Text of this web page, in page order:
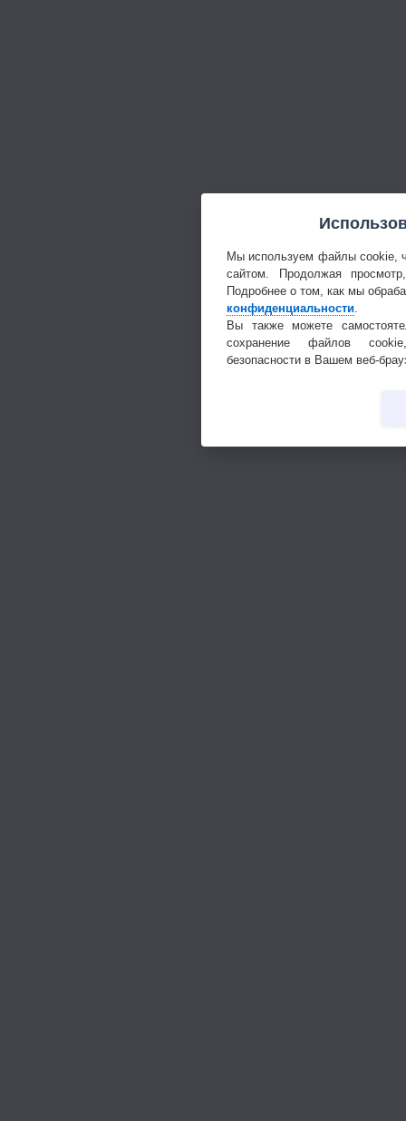
Мы используем файлы cookie,
сайтом. Продолжая
Подробнее о том, как мы
конфиденциальности
Вы также можете
сохранение файлов
безопасности в Вашем веб-